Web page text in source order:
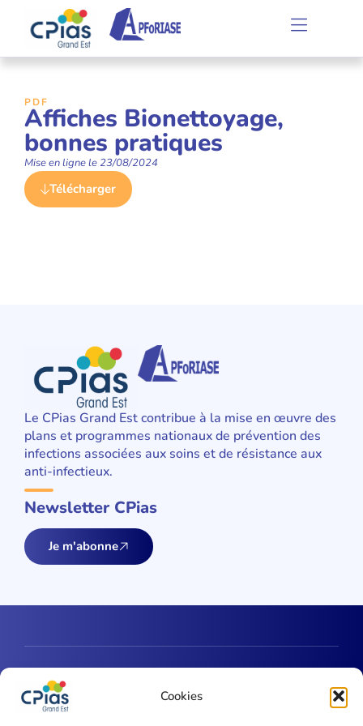
Cookies
PDF
Affiches Bionettoyage,
bonnes pratiques
Mise en ligne le23/08/2024
Télécharger
Le CPias Grand Est contribue à la mise en œuvre des
plans et programmes nationaux de prévention des
infections associées aux soins et de résistance aux
anti-infectieux.
Newsletter CPias
Je m'abonne
Une question ?